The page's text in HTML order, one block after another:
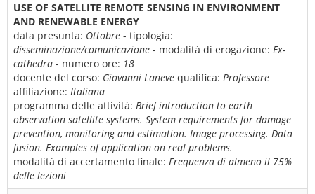
USE OF SATELLITE REMOTE SENSING IN ENVIRONMENT
AND RENEWABLE ENERGY
data presunta: Ottobre - tipologia:
disseminazione/comunicazione - modalità di erogazione: Ex-
cathedra - numero ore: 18
docente del corso: Giovanni Laneve qualifica: Professore
affiliazione: Italiana
programma delle attività: Brief introduction to earth
observation satellite systems. System requirements for damage
prevention, monitoring and estimation. Image processing. Data
fusion. Examples of application on real problems.
modalità di accertamento finale: Frequenza di almeno il 75%
delle lezioni